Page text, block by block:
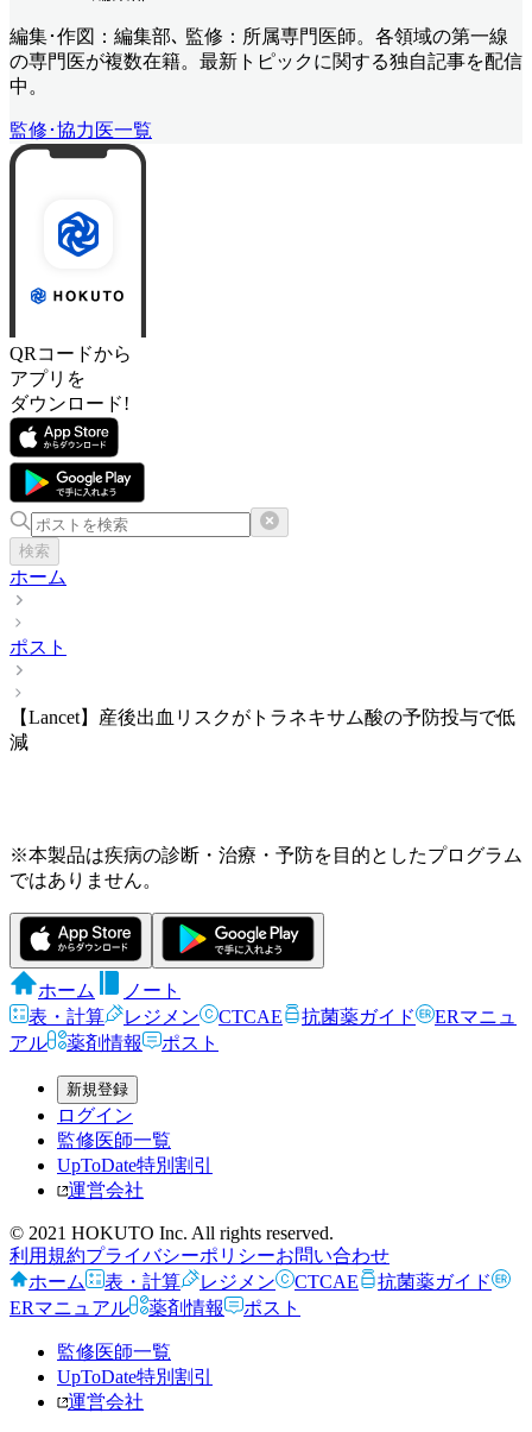
編集･作図：編集部､ 監修：所属専門医師。各領域の第一線
の専門医が複数在籍。最新トピックに関する独自記事を配信
中。
監修･協力医一覧
QRコードから
アプリを
ダウンロード!
検索
ホーム
ポスト
【Lancet】産後出血リスクがトラネキサム酸の予防投与で低
減
※本製品は疾病の診断・治療・予防を目的としたプログラム
ではありません。
ホーム
ノート
表・計算
レジメン CTCAE 抗菌薬ガイド
ERマニュ
アル
薬剤情報 ポスト
新規登録
ログイン
監修医師一覧
UpToDate特別割引
運営会社
© 2021 HOKUTO Inc. All rights reserved.
利用規約プライバシーポリシーお問い合わせ
ホーム
表・計算 レジメン CTCAE
抗菌薬ガイド
ERマニュアル
薬剤情報 ポスト
監修医師一覧
UpToDate特別割引
運営会社